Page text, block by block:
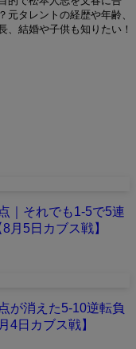
元タレントの経歴や年齢、
、結婚や子供も知りたい！
｜それでも1-5で5連
月5日カブス戦】
が消えた5-10逆転負
4日カブス戦】